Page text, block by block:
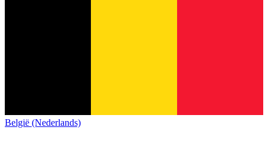
België (Nederlands)